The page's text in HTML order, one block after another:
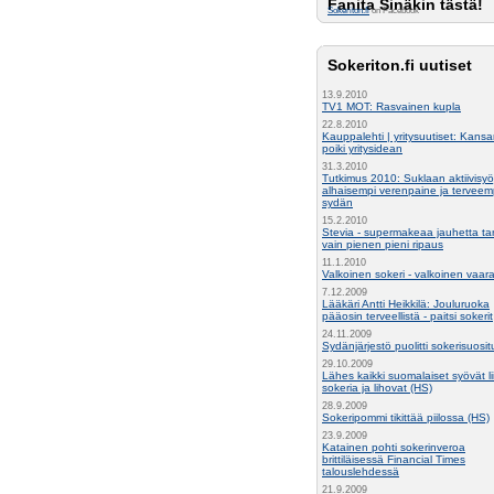
Fanita Sinäkin tästä!
Sokeriton.fion Facebook
Sokeriton.fi uutiset
13.9.2010
TV1 MOT: Rasvainen kupla
22.8.2010
Kauppalehti | yritysuutiset:
poiki yritysidean
31.3.2010
Tutkimus 2010: Suklaan
alhaisempi verenpaine ja
sydän
15.2.2010
Stevia - supermakeaa jauhetta
vain pienen pieni ripaus
11.1.2010
Valkoinen sokeri - valkoinen vaara
7.12.2009
Lääkäri Antti Heikkilä: Jouluruoka
pääosin terveellistä - paitsi sokerit
24.11.2009
Sydänjärjestö puolitti
29.10.2009
Lähes kaikki suomalaiset syövät
sokeria ja lihovat (HS)
28.9.2009
Sokeripommi tikittää piilossa (HS)
23.9.2009
Katainen pohti sokerinveroa
brittiläisessä Financial Times
talouslehdessä
21.9.2009